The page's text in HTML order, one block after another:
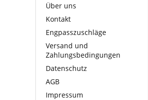
Über uns
Kontakt
Engpasszuschläge
Versand und
Zahlungsbedingungen
Datenschutz
AGB
Impressum